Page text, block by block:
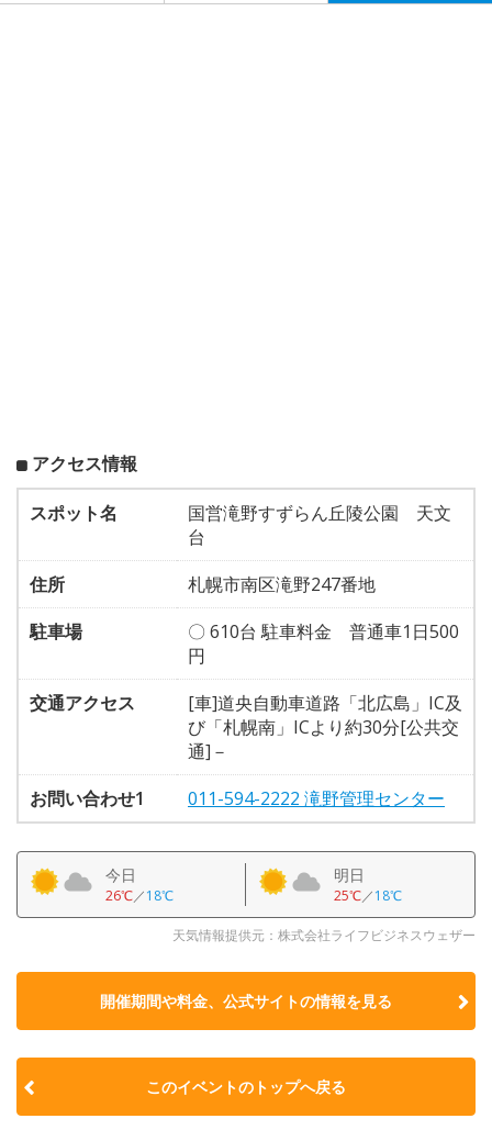
アクセス情報
スポット名
国営滝野すずらん丘陵公園 天文
台
住所
札幌市南区滝野247番地
駐車場
〇 610台 駐車料金 普通車1日500
円
交通アクセス
[車]道央自動車道路「北広島」IC及
び「札幌南」ICより約30分[公共交
通]－
お問い合わせ1
011-594-2222 滝野管理センター
今日
26℃／18℃
明日
25℃／18℃
天気情報提供元：株式会社ライフビジネスウェザー
開催期間や料金、公式サイトの情報を見る
このイベントのトップへ戻る